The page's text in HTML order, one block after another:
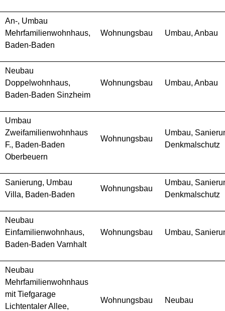
An-, Umbau
Mehrfamilienwohnhaus,
Baden-Baden
Wohnungsbau Umbau, Anbau
Neubau
Doppelwohnhaus,
Baden-Baden Sinzheim
Wohnungsbau Umbau, Anbau
Umbau
Zweifamilienwohnhaus
F., Baden-Baden
Oberbeuern
Wohnungsbau
Umbau,
Denkmalschutz
Sanierung, Umbau
Villa, Baden-Baden
Wohnungsbau
Umbau,
Denkmalschutz
Neubau
Einfamilienwohnhaus,
Baden-Baden Varnhalt
Wohnungsbau Umbau,
Neubau
Mehrfamilienwohnhaus
mit Tiefgarage
Lichtentaler Allee,
Wohnungsbau Neubau